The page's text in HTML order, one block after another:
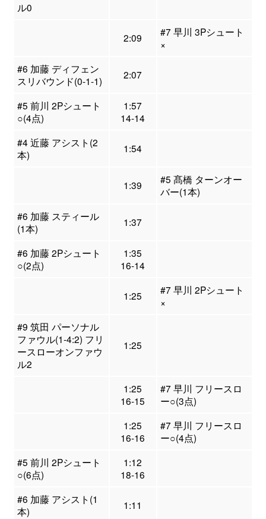
ル0
2:09
#7 早川 3Pシュート
×
#6 加藤 ディフェン
スリバウンド(0-1-1)
2:07
#5 前川 2Pシュート
○(4点)
1:57
14-14
#4 近藤 アシスト(2
本)
1:54
1:39
#5 髙橋 ターンオー
バー(1本)
#6 加藤 スティール
(1本)
1:37
#6 加藤 2Pシュート
○(2点)
1:35
16-14
1:25
#7 早川 2Pシュート
×
#9 筑田 パーソナル
ファウル(1-4:2) フリ
ースローオンファウ
ル2
1:25
1:25
16-15
#7 早川 フリースロ
ー○(3点)
1:25
16-16
#7 早川 フリースロ
ー○(4点)
#5 前川 2Pシュート
○(6点)
1:12
18-16
#6 加藤 アシスト(1
本)
1:11